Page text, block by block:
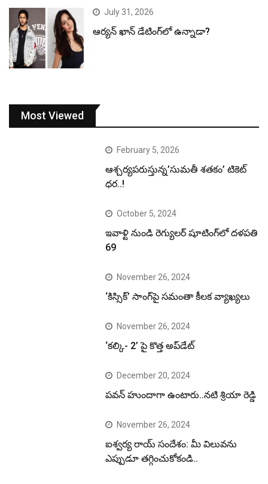
July 31, 2026
ఆర్యన్ ఖాన్ డేటింగ్‌లో ఉన్నాడా?
Most Viewed
February 5, 2026
ఆశ్చర్యపరుస్తున్న’సుమతీ శతకం’ టికెట్
ధర..!
October 5, 2024
ఇవాళ్టి నుండి రెగ్యులర్ షూటింగ్‌లో దళపతి
69
November 26, 2024
‘కిస్సిక్’ సాంగ్‌పై సమంతా కీలక వ్యాఖ్యలు
November 26, 2024
‘కల్కి- 2’ పై కొత్త అప్‌డేట్
December 20, 2024
పవన్ హుందాగా ఉంటారు..నటి శ్రియా రెడ్డి
November 26, 2024
ఐశ్వర్య రాయ్ సందేశం: మీ విలువను
ఎప్పుడూ తగ్గించుకోకండి..